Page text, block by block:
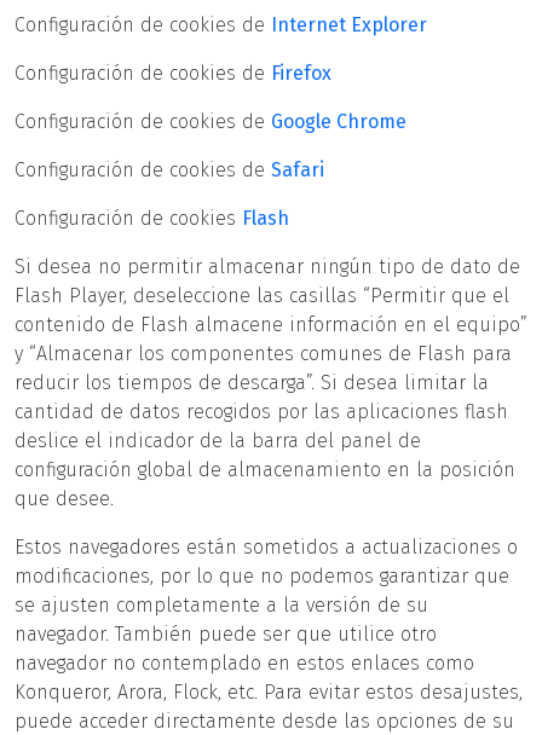
Configuración de cookies de Internet Explorer
Configuración de cookies de Firefox
Configuración de cookies de Google Chrome
Configuración de cookies de Safari
Configuración de cookies Flash
Si desea no permitir almacenar ningún tipo de dato de
Flash Player, deseleccione las casillas “Permitir que el
contenido de Flash almacene información en el equipo”
y “Almacenar los componentes comunes de Flash para
reducir los tiempos de descarga”. Si desea limitar la
cantidad de datos recogidos por las aplicaciones flash
deslice el indicador de la barra del panel de
configuración global de almacenamiento en la posición
que desee.
Estos navegadores están sometidos a actualizaciones o
modificaciones, por lo que no podemos garantizar que
se ajusten completamente a la versión de su
navegador. También puede ser que utilice otro
navegador no contemplado en estos enlaces como
Konqueror, Arora, Flock, etc. Para evitar estos desajustes,
puede acceder directamente desde las opciones de su